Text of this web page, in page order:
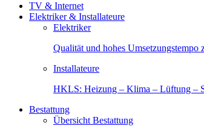
TV & Internet
Elektriker & Installateure
Elektriker
Qualität und hohes Umsetzungstempo
Installateure
HKLS: Heizung – Klima – Lüftung –
Bestattung
Übersicht Bestattung